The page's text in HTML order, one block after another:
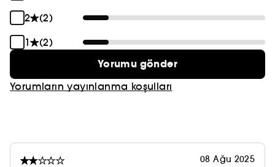
2
(2)
1
(2)
Yorumu gönder
Yorumların yayınlanma koşulları
08 Ağu 2025